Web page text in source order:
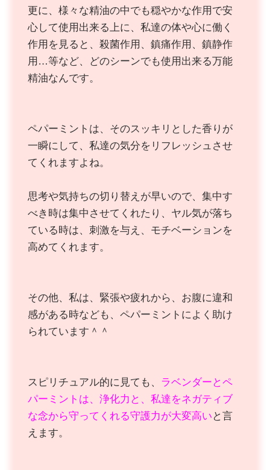
更に、様々な精油の中でも穏やかな作用で安
心して使用出来る上に、私達の体や心に働く
作用を見ると、殺菌作用、鎮痛作用、鎮静作
用…等など、どのシーンでも使用出来る万能
精油なんです。
ペパーミントは、そのスッキリとした香りが
一瞬にして、私達の気分をリフレッシュさせ
てくれますよね。
思考や気持ちの切り替えが早いので、集中す
べき時は集中させてくれたり、ヤル気が落ち
ている時は、刺激を与え、モチベーションを
高めてくれます。
その他、私は、緊張や疲れから、お腹に違和
感がある時なども、ペパーミントによく助け
られています＾＾
スピリチュアル的に見ても、 ラベンダーとペ
パーミントは、浄化力と、私達をネガティブ
な念から守ってくれる守護力が大変高い と言
えます。